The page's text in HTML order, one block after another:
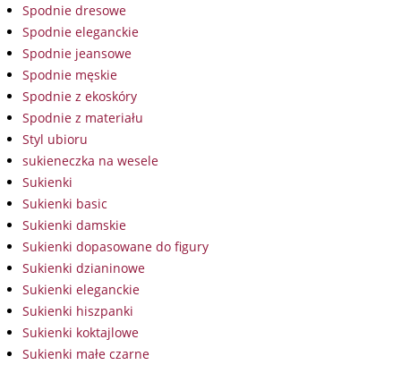
Spodnie dresowe
Spodnie eleganckie
Spodnie jeansowe
Spodnie męskie
Spodnie z ekoskóry
Spodnie z materiału
Styl ubioru
sukieneczka na wesele
Sukienki
Sukienki basic
Sukienki damskie
Sukienki dopasowane do figury
Sukienki dzianinowe
Sukienki eleganckie
Sukienki hiszpanki
Sukienki koktajlowe
Sukienki małe czarne